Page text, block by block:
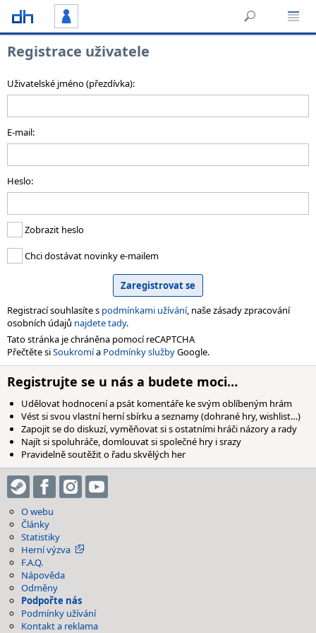
Registrace uživatele
Uživatelské jméno (přezdívka):
E-mail:
Heslo:
Zobrazit heslo
Chci dostávat novinky e-mailem
Registrací souhlasíte s podmínkami užívání, naše zásady zpracování
osobních údajů najdete tady.
Tato stránka je chráněna pomocí reCAPTCHA
Přečtěte siSoukromía Podmínky službyGoogle.
Registrujte se u nás a budete moci…
Udělovat hodnocení a psát komentáře ke svým oblíbeným hrám
Vést si svou vlastní herní sbírku a seznamy (dohrané hry, wishlist…)
Zapojit se do diskuzí, vyměňovat si s ostatními hráči názory a rady
Najít si spoluhráče, domlouvat si společné hry i srazy
Pravidelně soutěžit o řadu skvělých her
O webu
Články
Statistiky
Herní výzva
F.A.Q.
Nápověda
Odměny
Podpořte nás
Podmínky užívání
Kontakt a reklama